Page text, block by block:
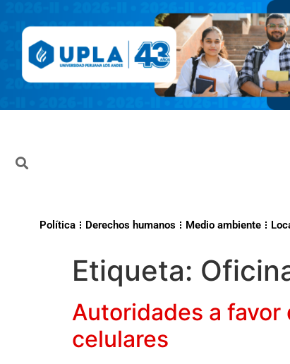
Política Derechos humanos Medio ambiente
Etiqueta:
Autoridades a favor
celulares